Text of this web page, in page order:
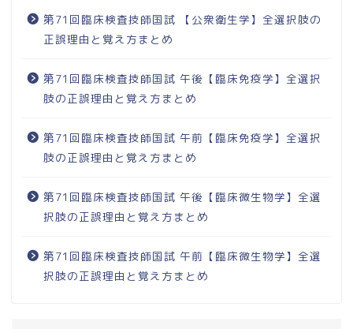
第71回臨床検査技師国試 【公衆衛生学】全選択肢の
正誤理由と覚え方まとめ
第71回臨床検査技師国試 午後【臨床免疫学】全選択
肢の正誤理由と覚え方まとめ
第71回臨床検査技師国試 午前【臨床免疫学】全選択
肢の正誤理由と覚え方まとめ
第71回臨床検査技師国試 午後【臨床微生物学】全選
択肢の正誤理由と覚え方まとめ
第71回臨床検査技師国試 午前【臨床微生物学】全選
択肢の正誤理由と覚え方まとめ